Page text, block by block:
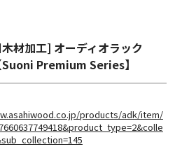
材加工] オーディオラック
Premium Series】
products/adk/item/